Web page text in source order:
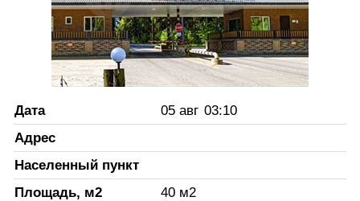
Дата 05 авг 03:10
Адрес
Населенный пункт
Площадь, м2
40 м2